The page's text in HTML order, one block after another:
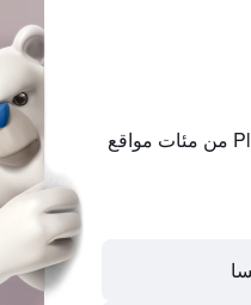
ابحث عن فنادق بجانب Place de la Contrescarpe من مئات مواقع